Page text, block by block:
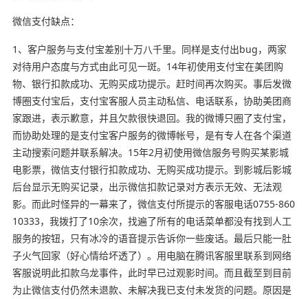
微信支付缺点：
1、客户服务与支付宝差别十万八千里。同样是支付出bug，两家
对待用户态度与方式由此可见一斑。14年初使用支付宝在美团购
物、银行扣款成功、无购买成功提示。赶时间再次购买。事后发微
博圈支付宝后，支付宝客服人员主动私信、电话联系，协助美团商
家跟进，表示歉意，并且欠款很快退回。我的微博只圈了支付宝，
而协助处理的是支付宝客户服务的微博帐号，是有专人在各个渠道
主动搜索问题并联系解决。15年2月初使用微信服务号购买某影城
电影票，微信支付银行扣款成功、无购买成功提示。到影城后影城
后台显示无购买记录，出示微信扣款记录对方表示无效、无法观
影。而此时怪异的一幕来了，微信支付所提示的客服电话0755-860
10333，我拨打了10余次，找遍了所有的电话菜单都没有找到人工
服务的按钮，只有冰冷的语音提示告诉你一些废话。最后只能一肚
子火气回家（好心情给坏透了）。用电脑在腾讯客服里联系到网络
客服说明此扣款乌龙事件，此时早已过观影时间。而且截至到目前
为止微信支付仍然未退款、未解决我已支付未发货的问题。原因是